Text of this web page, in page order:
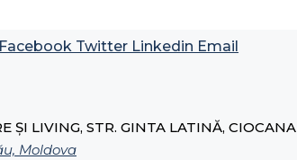
Facebook Twitter Linkedin Email
ȘI LIVING, STR. GINTA LATINĂ, CIOCANA
Moldova